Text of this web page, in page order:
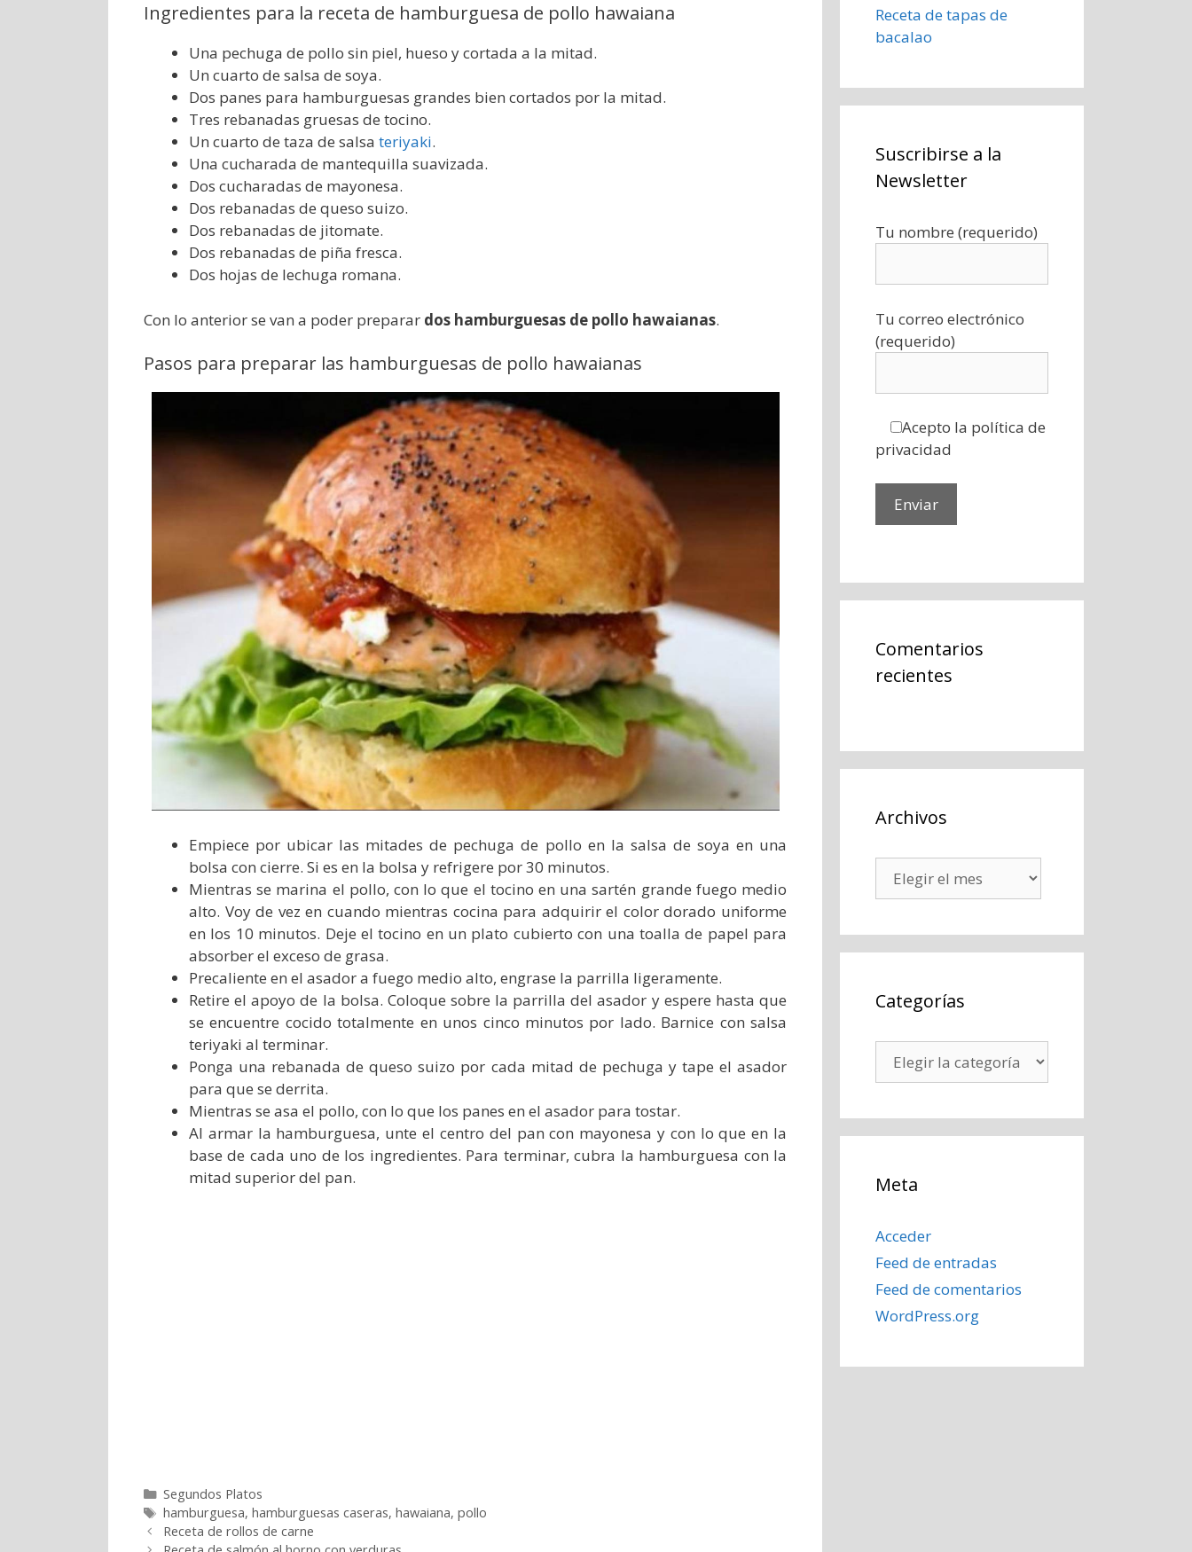
Ingredientes para la receta de hamburguesa de pollo hawaiana
Una pechuga de pollo sin piel, hueso y cortada a la mitad.
Un cuarto de salsa de soya.
Dos panes para hamburguesas grandes bien cortados por la mitad.
Tres rebanadas gruesas de tocino.
Un cuarto de taza de salsa teriyaki.
Una cucharada de mantequilla suavizada.
Dos cucharadas de mayonesa.
Dos rebanadas de queso suizo.
Dos rebanadas de jitomate.
Dos rebanadas de piña fresca.
Dos hojas de lechuga romana.
Con lo anterior se van a poder preparar dos hamburguesas de pollo hawaianas.
Pasos para preparar las hamburguesas de pollo hawaianas
Empiece por ubicar las mitades de pechuga de pollo en la salsa de soya en una
bolsa con cierre. Si es en la bolsa y refrigere por 30 minutos.
Mientras se marina el pollo, con lo que el tocino en una sartén grande fuego medio
alto. Voy de vez en cuando mientras cocina para adquirir el color dorado uniforme
en los 10 minutos. Deje el tocino en un plato cubierto con una toalla de papel para
absorber el exceso de grasa.
Precaliente en el asador a fuego medio alto, engrase la parrilla ligeramente.
Retire el apoyo de la bolsa. Coloque sobre la parrilla del asador y espere hasta que
se encuentre cocido totalmente en unos cinco minutos por lado. Barnice con salsa
teriyaki al terminar.
Ponga una rebanada de queso suizo por cada mitad de pechuga y tape el asador
para que se derrita.
Mientras se asa el pollo, con lo que los panes en el asador para tostar.
Al armar la hamburguesa, unte el centro del pan con mayonesa y con lo que en la
base de cada uno de los ingredientes. Para terminar, cubra la hamburguesa con la
mitad superior del pan.
Categorías
Segundos Platos
Etiquetas
hamburguesa, hamburguesas caseras, hawaiana, pollo
Receta de rollos de carne
Receta de tapas de
bacalao
Suscribirse a la
Newsletter
Tu nombre (requerido)
Tu correo electrónico
(requerido)
Acepto la política de
privacidad
Comentarios
recientes
Archivos
Categorías
Meta
Acceder
Feed de entradas
Feed de comentarios
WordPress.org